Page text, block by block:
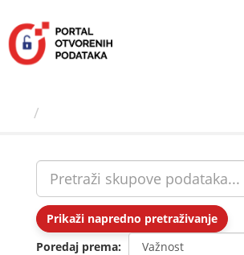
sadržaj
Prikaži napredno pretraživanje
Poredaj prema